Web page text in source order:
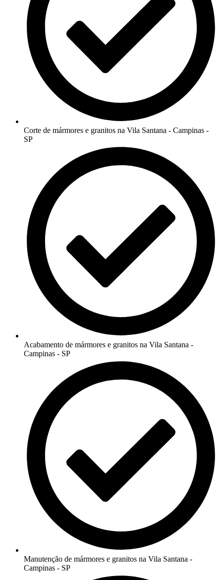
Corte de mármores e granitos na Vila Santana - Campinas -
SP
Acabamento de mármores e granitos na Vila Santana -
Campinas - SP
Manutenção de mármores e granitos na Vila Santana -
Campinas - SP